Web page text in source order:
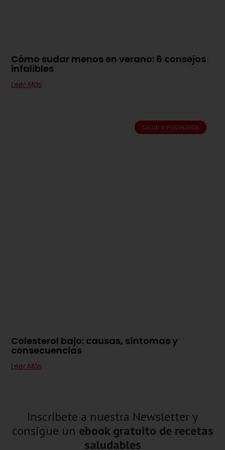
Cómo sudar menos en verano: 6 consejos
infalibles
Leer Más
SALUD Y PSICOLOGÍA
Colesterol bajo: causas, síntomas y
consecuencias
Leer Más
Inscríbete a nuestra Newsletter y
consigue un ebook gratuito de recetas
saludables